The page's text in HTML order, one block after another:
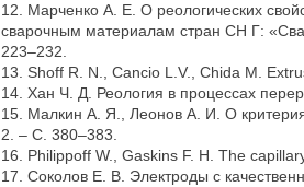
12. Марченко А. Е. О реологических
сварочным материалам стран СН Г:
223–232.
13. Shoff R. N., Cancio L.V., Chida M.
14. Хан Ч. Д. Реология в процессах
15. Малкин А. Я., Леонов А. И. О
2. – С. 380–383.
16. Philippoff W., Gaskins F. H. The
17. Соколов Е. В. Электроды с